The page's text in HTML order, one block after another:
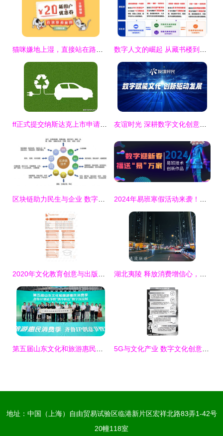
地址：中国（上海）自由贸易试验区临港新片区宏祥北路83弄1-42号
20幢118室